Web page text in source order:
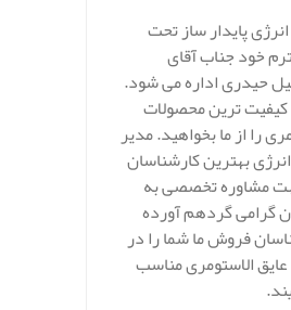
پایدار ساز تحت
خود جناب آقای
حیدری اداره می شود.
کیفیت ترین محصولات
را از ما بخواهید. مدیر
بهترین کارشناسان
مشاوره تخصصی به
گرامی گردهم آورده
فروش ما شما را در
الاستومری مناسب